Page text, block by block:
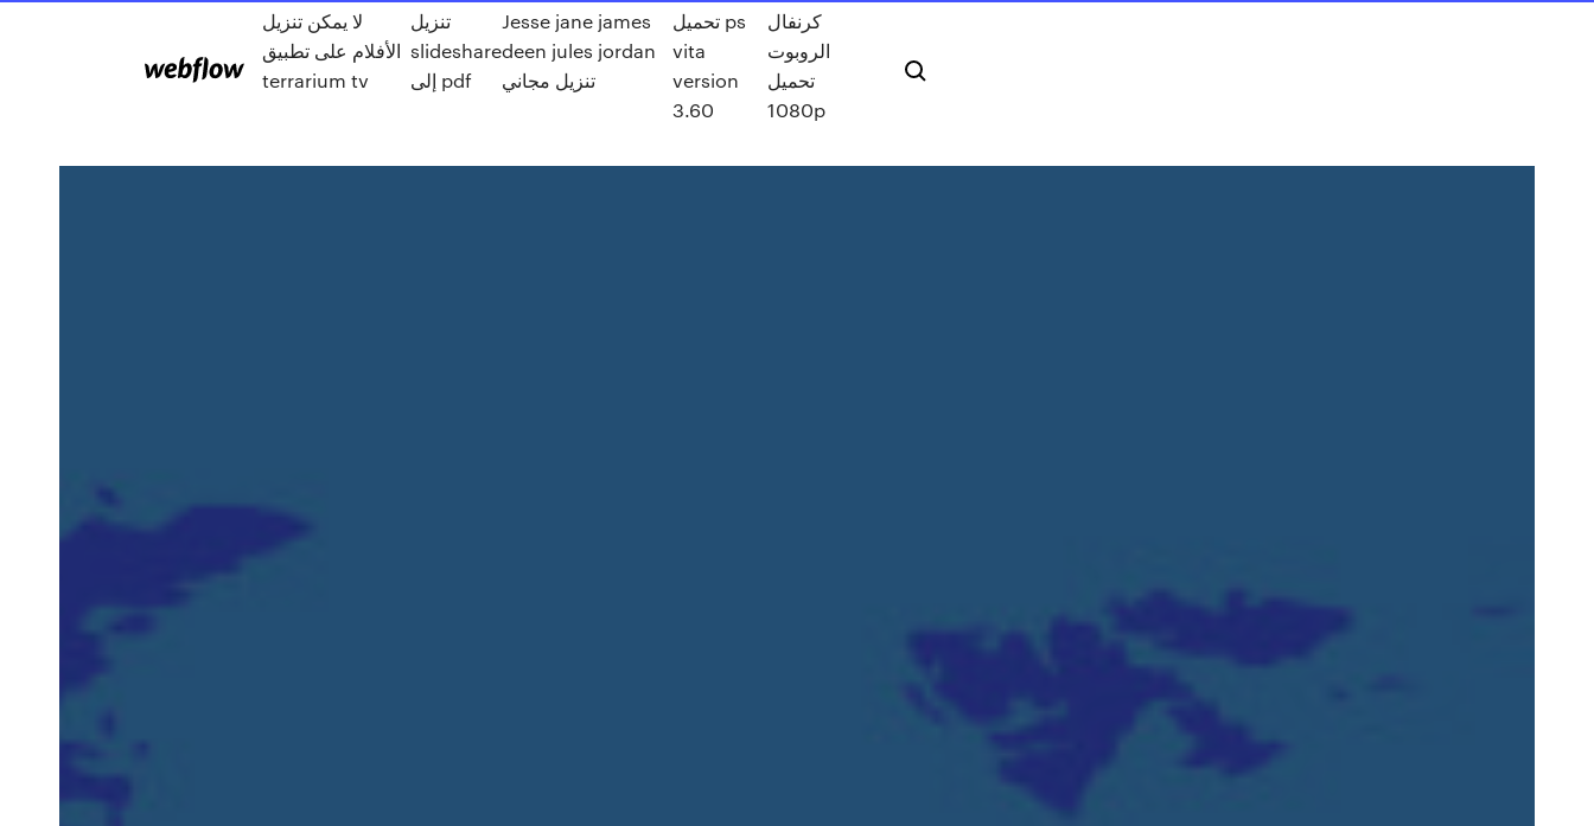
لا يمكن تنزيل
الأفلام على تطبيق
terrarium tv
تنزيل
slideshare
إلى pdf
Jesse jane james
deen jules jordan
تنزيل مجاني
تحميل ps
vita
version
3.60
كرنفال
الروبوت
تحميل
1080p